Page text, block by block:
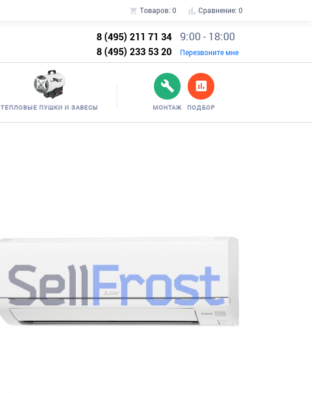
Товаров: 0 Сравнение: 0
8 (495) 211 71 34
8 (495) 233 53 20
9:00 - 18:00
Перезвоните мне
ТЕПЛОВЫЕ ПУШКИ И ЗАВЕСЫ МОНТАЖ ПОДБОР